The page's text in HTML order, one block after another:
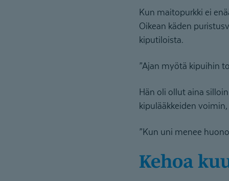
Kun maitopurkki ei
Oikean käden
kiputiloista.
”Ajan myötä kipuihin
Hän oli ollut aina
kipulääkkeiden
”Kun uni menee
Kehoa